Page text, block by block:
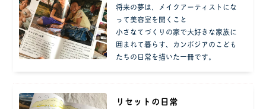
将来の夢は、メイクアーティストにな
って美容室を開くこと
小さなてづくりの家で大好きな家族に
囲まれて暮らす、カンボジアのこども
たちの日常を描いた一冊です。
リセットの日常